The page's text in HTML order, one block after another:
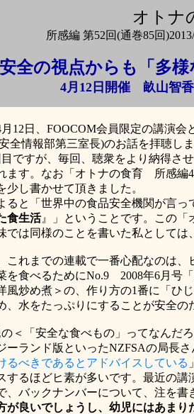
オトナ
所感編 第52回(通巻85回
安全の視点からも「多様
4月12日 開催 畝山智
月 12 日、 FOOCOM会員限定の講演会
全情報部第三室長)のお話を拝聴し
目ですが、毎回、聴衆をより納得さ
ます。なお「オトナの食育 所感編
少し書かせて頂きました。
と「世界中の食品安全機関が言っ
食生活』」ということです。この「
では同様のことを書いた私としては
これまでの連載で一番心配なのは
食べるためにNo.9 2008年6月号
風炒め煮＞の、作り方の1番に「ひ
、水をたっぷりにすることが安全の
＜「安全な食べもの」ってなんだ
ーランド版といったNZFSAの局長さ
るべきであるとアドバイスしている
するほどヒ素が多いです。最近の
、バックナンバーについて、注を書
が良いでしょうし、幼児にはあまり